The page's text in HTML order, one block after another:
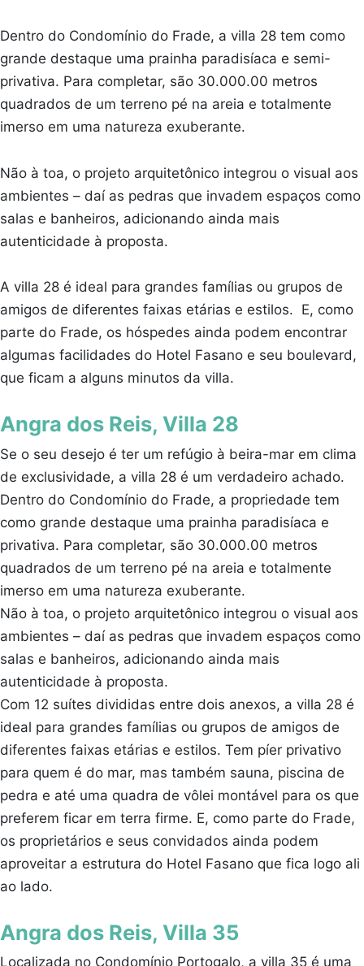
Dentro do Condomínio do Frade, a villa 28 tem como
grande destaque uma prainha paradisíaca e semi-
privativa. Para completar, são 30.000.00 metros
quadrados de um terreno pé na areia e totalmente
imerso em uma natureza exuberante.
Não à toa, o projeto arquitetônico integrou o visual aos
ambientes – daí as pedras que invadem espaços como
salas e banheiros, adicionando ainda mais
autenticidade à proposta.
A villa 28 é ideal para grandes famílias ou grupos de
amigos de diferentes faixas etárias e estilos. E, como
parte do Frade, os hóspedes ainda podem encontrar
algumas facilidades do Hotel Fasano e seu boulevard,
que ficam a alguns minutos da villa.
Angra dos Reis, Villa 28
Se o seu desejo é ter um refúgio à beira-mar em clima
de exclusividade, a villa 28 é um verdadeiro achado.
Dentro do Condomínio do Frade, a propriedade tem
como grande destaque uma prainha paradisíaca e
privativa. Para completar, são 30.000.00 metros
quadrados de um terreno pé na areia e totalmente
imerso em uma natureza exuberante.
Não à toa, o projeto arquitetônico integrou o visual aos
ambientes – daí as pedras que invadem espaços como
salas e banheiros, adicionando ainda mais
autenticidade à proposta.
Com 12 suítes divididas entre dois anexos, a villa 28 é
ideal para grandes famílias ou grupos de amigos de
diferentes faixas etárias e estilos. Tem píer privativo
para quem é do mar, mas também sauna, piscina de
pedra e até uma quadra de vôlei montável para os que
preferem ficar em terra firme. E, como parte do Frade,
os proprietários e seus convidados ainda podem
aproveitar a estrutura do Hotel Fasano que fica logo ali
ao lado.
Angra dos Reis, Villa 35
Localizada no Condomínio Portogalo, a villa 35 é uma